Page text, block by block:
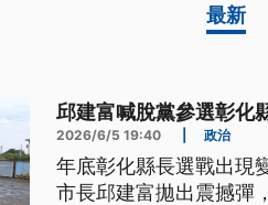
最新
邱建富喊脫黨參選彰化
2026/6/5 19:40 政治
年底彰化縣長選戰出現
市長邱建富拋出震撼彈